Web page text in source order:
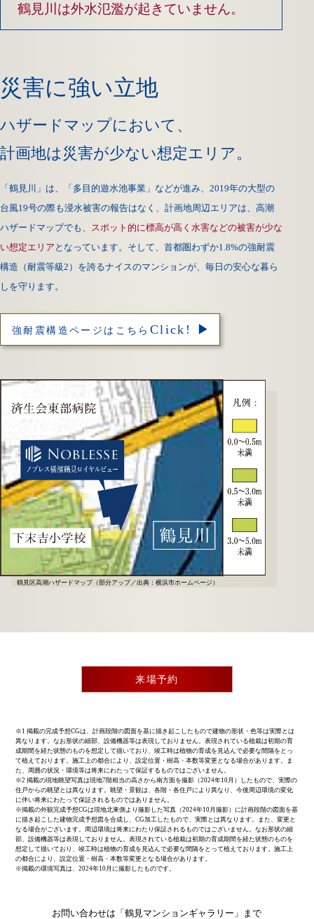
鶴見川は外水氾濫が起きていません。
災害に強い立地
ハザードマップにおいて、
計画地は災害が少ない想定エリア。
「鶴見川」は、「多目的遊水池事業」などが進み、2019年の大型の
台風19号の際も浸水被害の報告はなく、計画地周辺エリアは、高潮
ハザードマップでも、 スポット的に標高が高く水害などの被害が少な
い想定エリア となっています。そして、首都圏わずか1.8%の強耐震
構造（耐震等級2）を誇るナイスのマンションが、毎日の安心な暮ら
しを守ります。
強耐震構造ページはこちら Click! ▶
鶴見区高潮ハザードマップ（部分アップ／出典：横浜市ホームページ）
来場予約
※1 掲載の完成予想CGは、計画段階の図面を基に描き起こしたもので建物の形状・色等は実際とは
異なります。なお形状の細部、設備機器等は表現しておりません。表現されている植栽は初期の育
成期間を経た状態のものを想定して描いており、竣工時は植物の育成を見込んで必要な間隔をとっ
て植えております。施工上の都合により、設定位置・樹高・本数等変更となる場合があります。ま
た、周囲の状況・環境等は将来にわたって保証するものではございません。
※2 掲載の現地眺望写真は現地7階相当の高さから南方面を撮影（2024年10月）したもので、実際の
住戸からの眺望とは異なります。眺望・景観は、各階・各住戸により異なり、今後周辺環境の変化
に伴い将来にわたって保証されるものではありません。
※掲載の外観完成予想CGは現地北東側より撮影した写真（2024年10月撮影）に計画段階の図面を基
に描き起こした建物完成予想図を合成し、CG加工したもので、実際とは異なります。また、変更と
なる場合がございます。周辺環境は将来にわたり保証されるものではございません。なお形状の細
部、設備機器等は表現しておりません。表現されている植栽は初期の育成期間を経た状態のものを
想定して描いており、竣工時は植物の育成を見込んで必要な間隔をとって植えております。施工上
の都合により、設定位置・樹高・本数等変更となる場合があります。
※掲載の環境写真は、2024年10月に撮影したものです。
お問い合わせは 「鶴見マンションギャラリー」まで